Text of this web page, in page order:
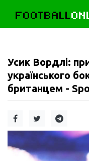
FOOTBALL
Усик Вордлі:
українського
британцем -